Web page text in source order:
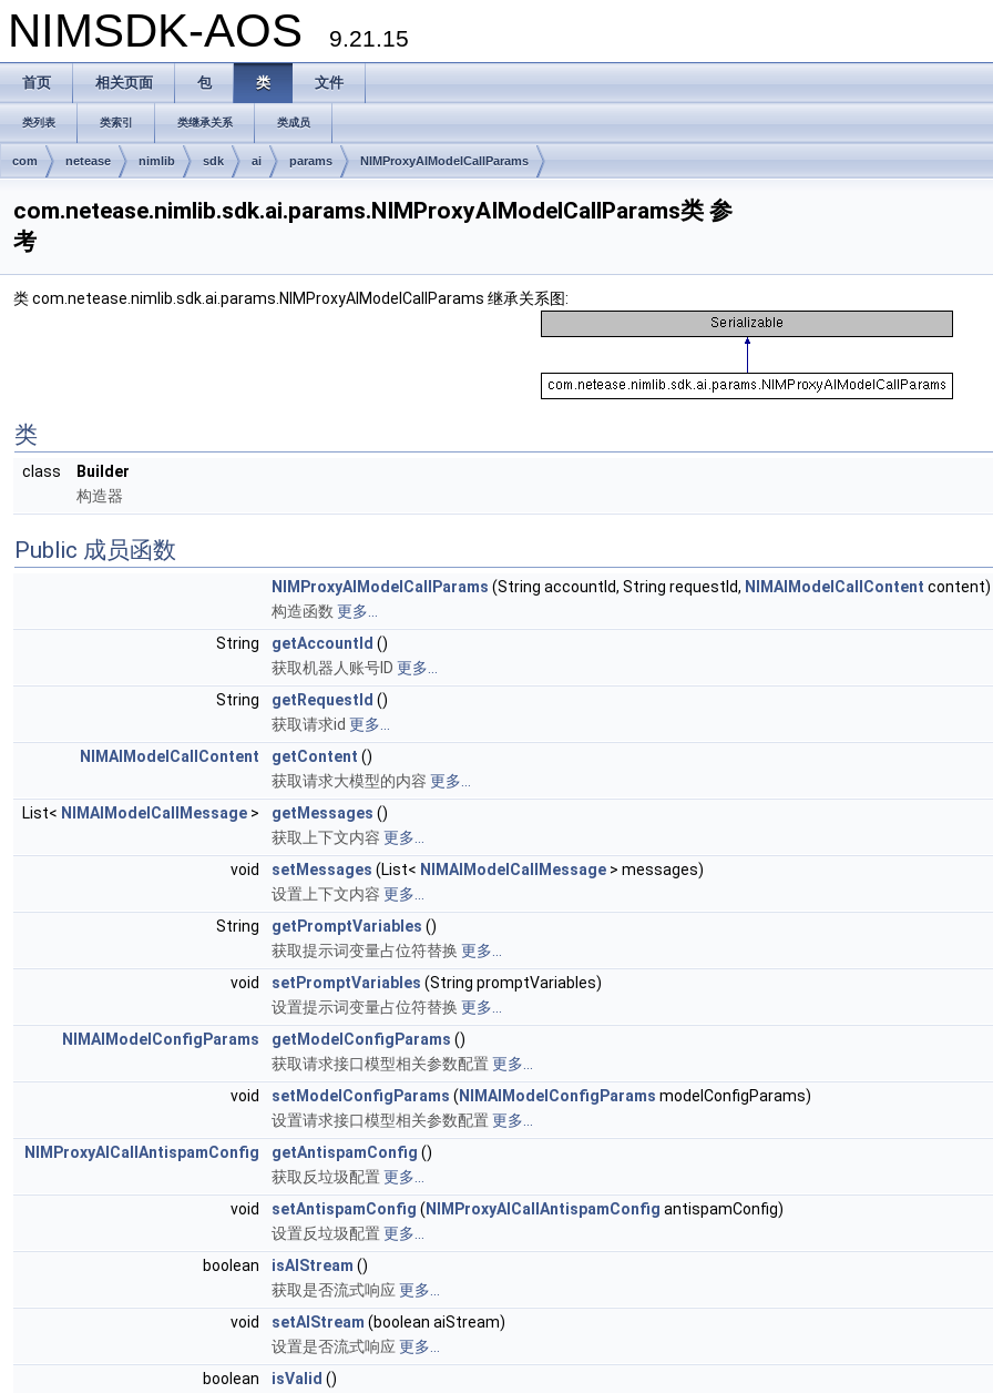
NIMSDK-AOS 9.21.15
首页 相关页面 包 类 文件
类列表 类索引 类继承关系 类成员
com netease nimlib sdk ai params NIMProxyAIModelCallParams
com.netease.nimlib.sdk.ai.params.NIMProxyAIModelCallParams类 参
考
类 com.netease.nimlib.sdk.ai.params.NIMProxyAIModelCallParams 继承关系图:
类
class
Builder
构造器
Public 成员函数
NIMProxyAIModelCallParams (String accountId, String requestId, NIMAIModelCallContent content)
构造函数 更多...
String
getAccountId ()
获取机器人账号ID 更多...
String
getRequestId ()
获取请求id 更多...
NIMAIModelCallContent
getContent ()
获取请求大模型的内容 更多...
List< NIMAIModelCallMessage > getMessages ()
获取上下文内容 更多...
void
setMessages (List< NIMAIModelCallMessage > messages)
设置上下文内容 更多...
String
getPromptVariables ()
获取提示词变量占位符替换 更多...
void
setPromptVariables (String promptVariables)
设置提示词变量占位符替换 更多...
NIMAIModelConfigParams
getModelConfigParams ()
获取请求接口模型相关参数配置 更多...
void
setModelConfigParams ( NIMAIModelConfigParams modelConfigParams)
设置请求接口模型相关参数配置 更多...
NIMProxyAICallAntispamConfig
getAntispamConfig ()
获取反垃圾配置 更多...
void
setAntispamConfig ( NIMProxyAICallAntispamConfig antispamConfig)
设置反垃圾配置 更多...
boolean
isAIStream ()
获取是否流式响应 更多...
void
setAIStream (boolean aiStream)
设置是否流式响应 更多...
boolean
isValid ()